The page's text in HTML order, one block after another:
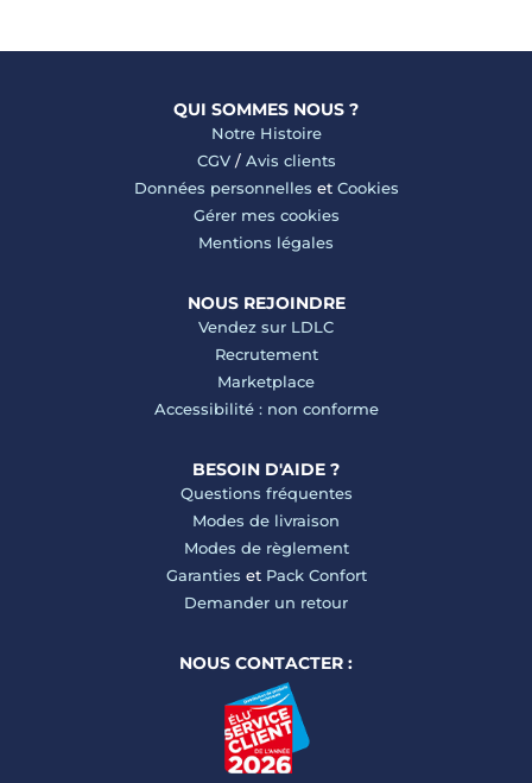
QUI SOMMES NOUS ?
Notre Histoire
CGV/ Avis clients
Données personnelles et Cookies
Gérer mes cookies
Mentions légales
NOUS REJOINDRE
Vendez sur LDLC
Recrutement
Marketplace
Accessibilité : non conforme
BESOIN D'AIDE ?
Questions fréquentes
Modes de livraison
Modes de règlement
Garanties et Pack Confort
Demander un retour
NOUS CONTACTER :